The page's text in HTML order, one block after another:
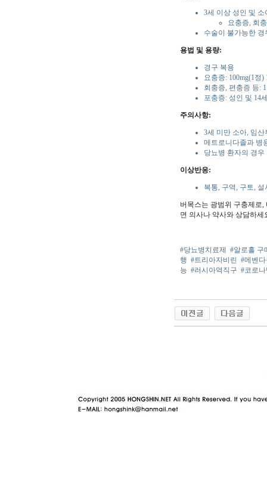
3세 이상 성인 및
요충증, 회
수술이 불가능한
용법 및 용량:
경구 복용
요충증: 100mg(1정
회충증, 편충증 등:
포충증: 성인 및 14
주의사항:
3세 미만 소아, 임
메트로니다졸과 병
당뇨병 환자의 경
이상반응:
복통, 구역, 구토,
버목스는 광범위 구충제로
면 의사나 약사와 상담하세
#당뇨병치료제
#알로홀 구
행 #트리아자비린 #메벤
능 #러시아역직구 #코로